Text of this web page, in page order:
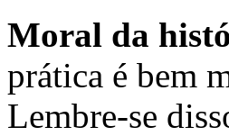
Moral da
prática é bem
Lembre-se